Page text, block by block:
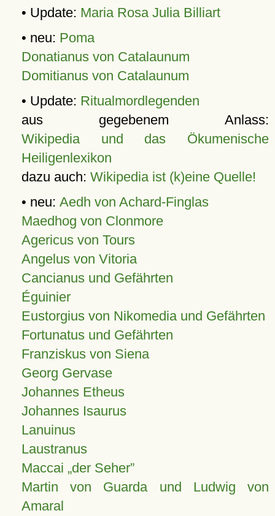
• Update: Maria Rosa Julia Billiart
• neu: Poma
Donatianus von Catalaunum
Domitianus von Catalaunum
• Update: Ritualmordlegenden
aus gegebenem Anlass:
Wikipedia und das Ökumenische
Heiligenlexikon
dazu auch: Wikipedia ist (k)eine Quelle!
• neu: Aedh von Achard-Finglas
Maedhog von Clonmore
Agericus von Tours
Angelus von Vitoria
Cancianus und Gefährten
Éguinier
Eustorgius von Nikomedia und Gefährten
Fortunatus und Gefährten
Franziskus von Siena
Georg Gervase
Johannes Etheus
Johannes Isaurus
Lanuinus
Laustranus
Maccai „der Seher”
Martin von Guarda und Ludwig von
Amaral